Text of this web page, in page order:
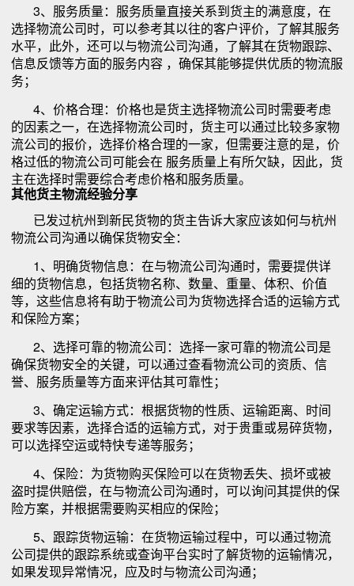
3、服务质量：服务质量直接关系到货主的满意度，在
选择物流公司时，可以参考其以往的客户评价，了解其服务
水平，此外，还可以与物流公司沟通，了解其在货物跟踪、
信息反馈等方面的服务内容 ，确保其能够提供优质的物流服
务；
4、价格合理：价格也是货主选择物流公司时需要考虑
的因素之一，在选择物流公司时，货主可以通过比较多家物
流公司的报价，选择价格合理的一家，但需要注意的是，价
格过低的物流公司可能会在 服务质量上有所欠缺，因此，货
主在选择时需要综合考虑价格和服务质量。
其他货主物流经验分享
已发过杭州到新民货物的货主告诉大家应该如何与杭州
物流公司沟通以确保货物安全：
1、明确货物信息：在与物流公司沟通时，需要提供详
细的货物信息，包括货物名称、数量、重量、体积、价值
等，这些信息将有助于物流公司为货物选择合适的运输方式
和保险方案；
2、选择可靠的物流公司：选择一家可靠的物流公司是
确保货物安全的关键，可以通过查看物流公司的资质、信
誉、服务质量等方面来评估其可靠性；
3、确定运输方式：根据货物的性质、运输距离、时间
要求等因素，选择合适的运输方式，对于贵重或易碎货物，
可以选择空运或特快专递等服务；
4、保险：为货物购买保险可以在货物丢失、损坏或被
盗时提供赔偿，在与物流公司沟通时，可以询问其提供的保
险方案，并根据需要购买相应的保险；
5、跟踪货物运输：在货物运输过程中，可以通过物流
公司提供的跟踪系统或查询平台实时了解货物的运输情况，
如果发现异常情况，应及时与物流公司沟通；